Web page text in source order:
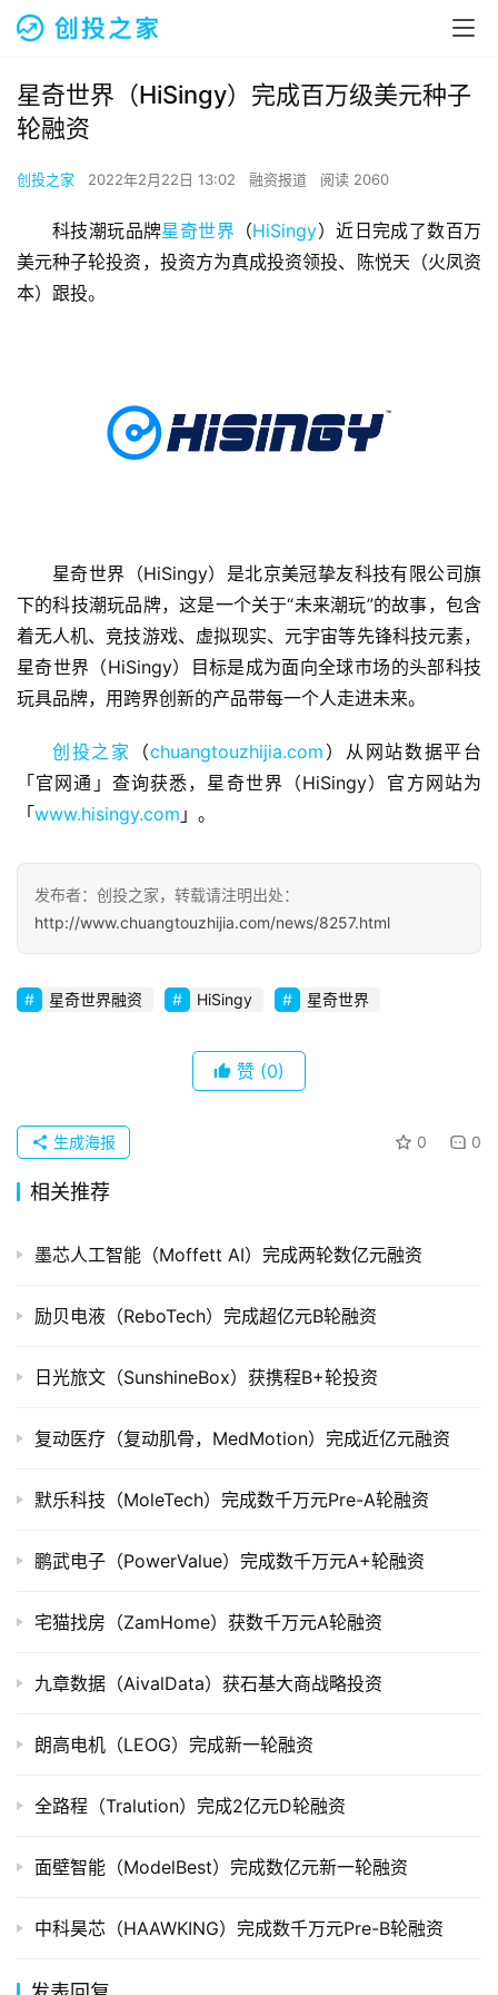
首
页
融
道
业
观
察
创
牌
布
并
重
上
投
据
创
学
院
星奇世界（HiSingy）完成百万级美元种子
轮融资
创投之家 2022年2月22日 13:02 融资报道 阅读 2060
科技潮玩品牌星奇世界 （HiSingy）近日完成了数百万
美元种子轮投资，投资方为真成投资领投、陈悦天（火凤资
本）跟投。
星奇世界（HiSingy）是北京美冠挚友科技有限公司旗
下的科技潮玩品牌，这是一个关于“未来潮玩”的故事，包含
着无人机、竞技游戏、虚拟现实、元宇宙等先锋科技元素，
星奇世界（HiSingy）目标是成为面向全球市场的头部科技
玩具品牌，用跨界创新的产品带每一个人走进未来。
创投之家 （chuangtouzhijia.com ）从网站数据平台
「官网通」查询获悉，星奇世界（HiSingy）官方网站为
「www.hisingy.com 」。
发布者：创投之家，转载请注明出处：
http://www.chuangtouzhijia.com/news/8257.html
星奇世界融资 HiSingy 星奇世界
赞 (0)
0 0
生成海报
相关推荐
墨芯人工智能（Moffett AI）完成两轮数亿元融资
励贝电液（ReboTech）完成超亿元B轮融资
日光旅文（SunshineBox）获携程B+轮投资
复动医疗（复动肌骨，MedMotion）完成近亿元融资
默乐科技（MoleTech）完成数千万元Pre-A轮融资
鹏武电子（PowerValue）完成数千万元A+轮融资
宅猫找房（ZamHome）获数千万元A轮融资
九章数据（AivalData）获石基大商战略投资
朗高电机（LEOG）完成新一轮融资
全路程（Tralution）完成2亿元D轮融资
面壁智能（ModelBest）完成数亿元新一轮融资
中科昊芯（HAAWKING）完成数千万元Pre-B轮融资